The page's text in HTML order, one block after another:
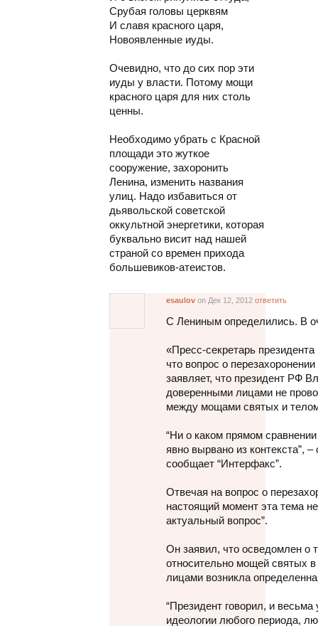
Срубая головы церквям
И славя красного царя,
Новоявленные иуды.
Очевидно, что до сих пор эти
иуды у власти. Потому мощи
красного царя для них столь
ценны.
Необходимо убрать с Красной
площади это жуткое
сооружение, захоронить
Ленина, изменить названия
улиц. Надо избавиться от
дьявольской советской
оккультной энергетики, которая
буквально висит над нашей
страной со времен прихода
большевиков-атеистов.
esaulov on Дек 12, 2012 ответить
С Лениным определились. В
«Пресс-секретарь
что вопрос о
заявляет, что президент РФ
доверенными лицами не
между мощами святых и
“Ни о каком прямом
явно вырвано из контекста”,
сообщает “Интерфакс”.
Отвечая на вопрос о
настоящий момент эта тема
актуальный вопрос”.
Он заявил, что осведомлен о
относительно мощей святых
лицами возникла
“Президент говорил, и
идеологии любого периода,